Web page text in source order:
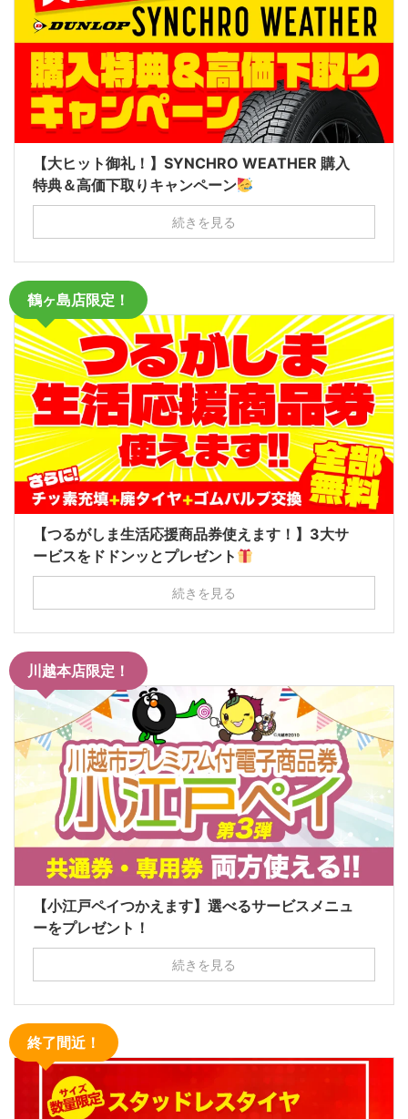
【大ヒット御礼！】SYNCHRO WEATHER 購入
特典＆高価下取りキャンペーン
続きを見る
鶴ヶ島店限定！
【つるがしま生活応援商品券使えます！】3大サ
ービスをドドンッとプレゼント
続きを見る
川越本店限定！
【小江戸ペイつかえます】選べるサービスメニュ
ーをプレゼント！
続きを見る
終了間近！